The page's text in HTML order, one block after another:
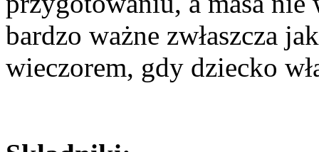
bardzo ważne zwłaszcza
wieczorem, gdy dziecko